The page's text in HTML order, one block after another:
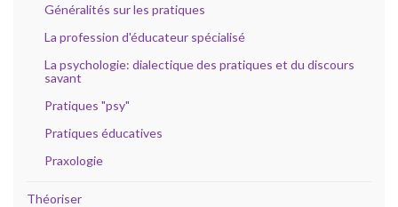
Généralités sur les pratiques
La profession d'éducateur spécialisé
La psychologie: dialectique des pratiques et du discours
savant
Pratiques "psy"
Pratiques éducatives
Praxologie
Théoriser